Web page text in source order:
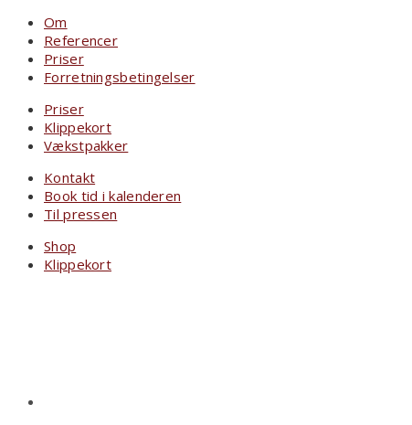
Om
Referencer
Priser
Forretningsbetingelser
Priser
Klippekort
Vækstpakker
Kontakt
Book tid i kalenderen
Til pressen
Shop
Klippekort